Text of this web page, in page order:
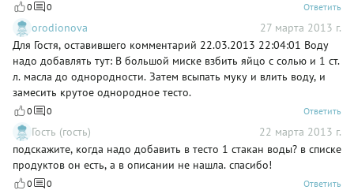
0 0 Ответить
orodionova
27 марта 2013 г.
Для Гостя, оставившего комментарий 22.03.2013 22:04:01 Воду
надо добавлять тут: В большой миске взбить яйцо с солью и 1 ст.
л. масла до однородности. Затем всыпать муку и влить воду, и
замесить крутое однородное тесто.
0 0 Ответить
Гость (гость)
22 марта 2013 г.
подскажите, когда надо добавить в тесто 1 стакан воды? в списке
продуктов он есть, а в описании не нашла. спасибо!
0 0 Ответить